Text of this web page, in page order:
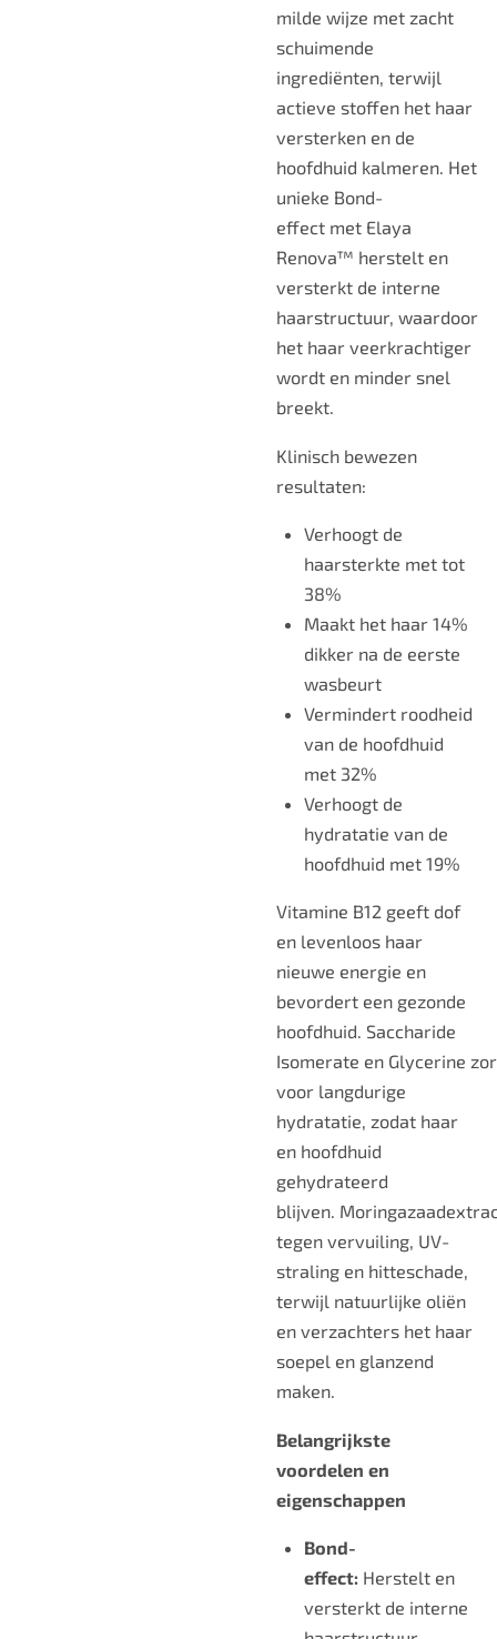
milde wijze met zacht
schuimende
ingrediënten, terwijl
actieve stoffen het haar
versterken en de
hoofdhuid kalmeren. Het
unieke Bond-
effect met Elaya
Renova™ herstelt en
versterkt de interne
haarstructuur, waardoor
het haar veerkrachtiger
wordt en minder snel
breekt.
Klinisch bewezen
resultaten:
Verhoogt de
haarsterkte met tot
38%
Maakt het haar 14%
dikker na de eerste
wasbeurt
Vermindert roodheid
van de hoofdhuid
met 32%
Verhoogt de
hydratatie van de
hoofdhuid met 19%
Vitamine B12 geeft dof
en levenloos haar
nieuwe energie en
bevordert een gezonde
hoofdhuid. Saccharide
Isomerate en Glycerine
voor langdurige
hydratatie, zodat haar
en hoofdhuid
gehydrateerd
blijven.
tegen vervuiling, UV-
straling en hitteschade,
terwijl natuurlijke oliën
en verzachters het haar
soepel en glanzend
maken.
Belangrijkste
voordelen en
eigenschappen
Bond-
effect: Herstelt en
versterkt de interne